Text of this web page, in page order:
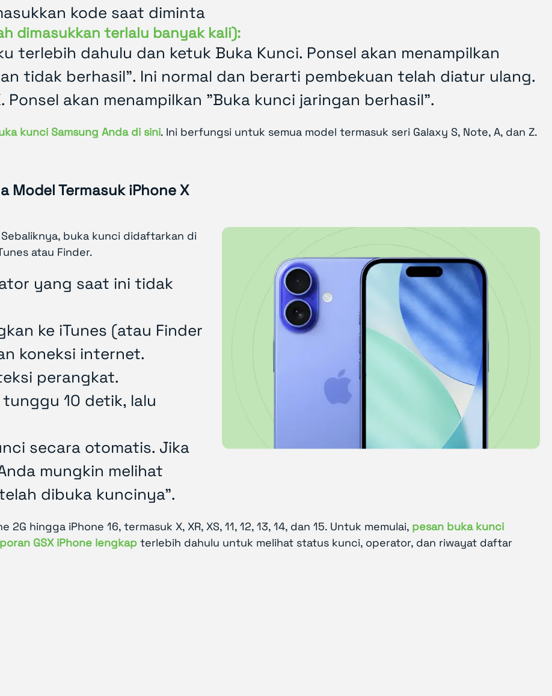
kode saat diminta
dimasukkan terlalu banyak kali):
terlebih dahulu dan ketuk Buka Kunci. Ponsel akan menampilkan
tidak berhasil". Ini normal dan berarti pembekuan telah diatur ulang.
Ponsel akan menampilkan "Buka kunci jaringan berhasil".
kunci Samsung Anda di sini. Ini berfungsi untuk semua model termasuk seri Galaxy S, Note, A, dan Z.
Model Termasuk iPhone X
buka kunci didaftarkan di
atau Finder.
yang saat ini tidak
ke iTunes (atau Finder
koneksi internet.
perangkat.
10 detik, lalu
secara otomatis. Jika
mungkin melihat
dibuka kuncinya".
hingga iPhone 16, termasuk X, XR, XS, 11, 12, 13, 14, dan 15. Untuk memulai, pesan buka kunci
GSX iPhone lengkap terlebih dahulu untuk melihat status kunci, operator, dan riwayat daftar